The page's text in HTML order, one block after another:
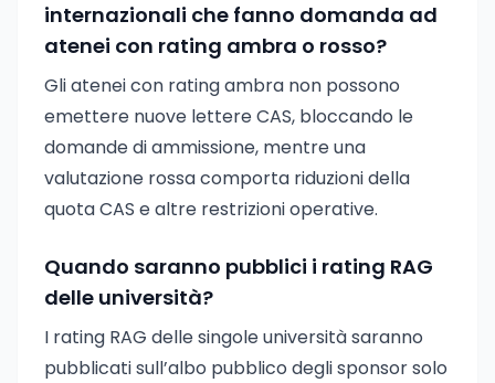
internazionali che fanno domanda ad
atenei con rating ambra o rosso?
Gli atenei con rating ambra non possono
emettere nuove lettere CAS, bloccando le
domande di ammissione, mentre una
valutazione rossa comporta riduzioni della
quota CAS e altre restrizioni operative.
Quando saranno pubblici i rating RAG
delle università?
I rating RAG delle singole università saranno
pubblicati sull’albo pubblico degli sponsor solo